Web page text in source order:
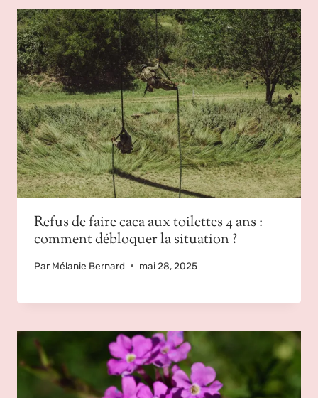
Refus de faire caca aux toilettes 4 ans :
comment débloquer la situation ?
Par Mélanie Bernard mai 28, 2025